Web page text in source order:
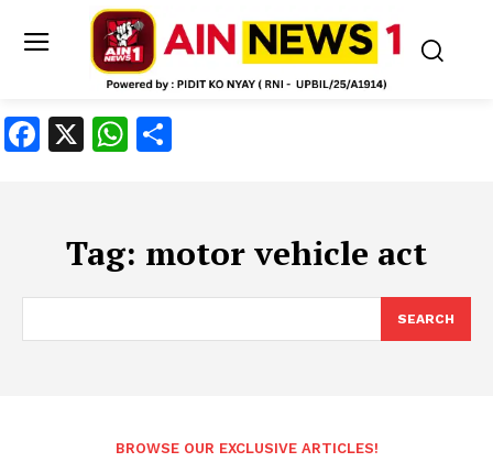
Facebook
X WhatsApp
Tag: motor vehicle act
SEARCH
BROWSE OUR EXCLUSIVE ARTICLES!